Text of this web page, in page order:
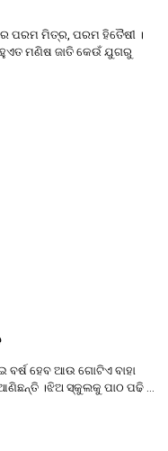
ପରମ ମିତ୍ର, ପରମ ହିତୈଷୀ ।
ମଣିଷ ଜାତି କେଉଁ ଯୁଗରୁ
ବର୍ଷ ହେବ ଆଉ ଗୋଟିଏ ବାହା
।ଝିଅ ସ୍କୁଲକୁ ପାଠ ପଢି ...